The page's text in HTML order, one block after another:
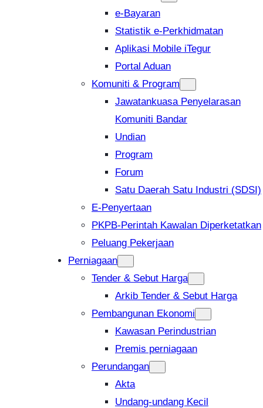
e-Bayaran
Statistik e-Perkhidmatan
Aplikasi Mobile iTegur
Portal Aduan
Komuniti & Program
Jawatankuasa Penyelarasan
Komuniti Bandar
Undian
Program
Forum
Satu Daerah Satu Industri (SDSI)
E-Penyertaan
PKPB-Perintah Kawalan Diperketatkan
Peluang Pekerjaan
Perniagaan
Tender & Sebut Harga
Arkib Tender & Sebut Harga
Pembangunan Ekonomi
Kawasan Perindustrian
Premis perniagaan
Perundangan
Akta
Undang-undang Kecil